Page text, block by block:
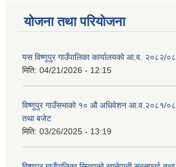
योजना तथा परियोजना
यस विष्णुपुर गाउँपालिका कार्यालयको आ.व. २०८२/
मिति: 04/21/2026 - 12:15
विष्णुपुर गाउँसभाको १० औ अधिवेशन आ.व.२०८१/०८२
तथा बजेट
मिति: 03/26/2025 - 13:19